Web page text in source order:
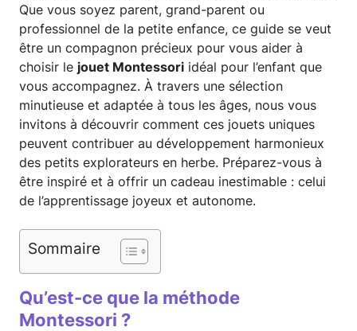
Que vous soyez parent, grand-parent ou
professionnel de la petite enfance, ce guide se veut
être un compagnon précieux pour vous aider à
choisir le jouet Montessori idéal pour l’enfant que
vous accompagnez. À travers une sélection
minutieuse et adaptée à tous les âges, nous vous
invitons à découvrir comment ces jouets uniques
peuvent contribuer au développement harmonieux
des petits explorateurs en herbe. Préparez-vous à
être inspiré et à offrir un cadeau inestimable : celui
de l’apprentissage joyeux et autonome.
Sommaire
Qu’est-ce que la méthode
Montessori ?